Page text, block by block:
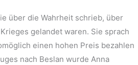
über die Wahrheit schrieb, über
gelandet waren. Sie sprach
einen hohen Preis bezahlen
nach Beslan wurde Anna